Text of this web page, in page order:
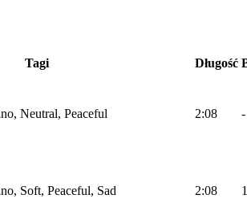
Tagi Długość
Neutral, Peaceful 2:08 -
Soft, Peaceful, Sad 2:08